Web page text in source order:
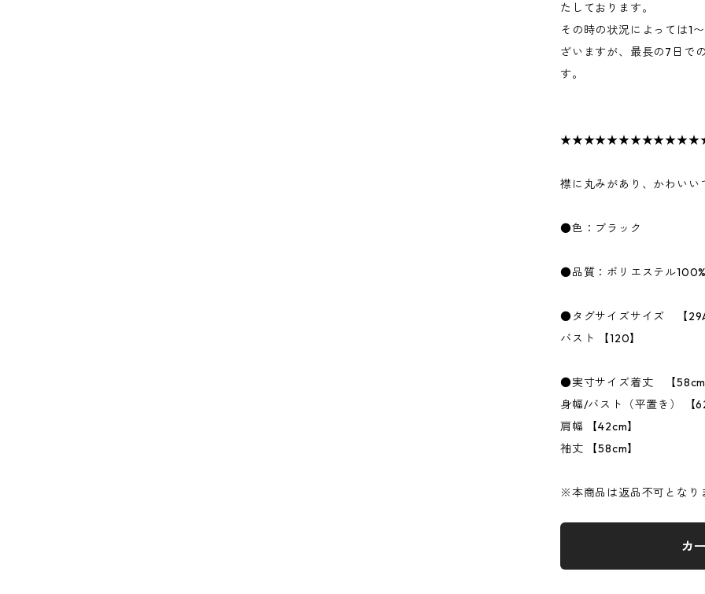
たしております。
その時の状況によっては1
ざいますが、最長の7日で
す。
襟に丸みがあり、かわいい
●色：ブラック
●品質：ポリエステル100%
●タグサイズサイズ 【
バスト 【120】
●実寸サイズ着丈 【58cm
身幅/バスト（平置き） 【
肩幅 【42cm】
袖丈 【58cm】
※本商品は返品不可となり
カ